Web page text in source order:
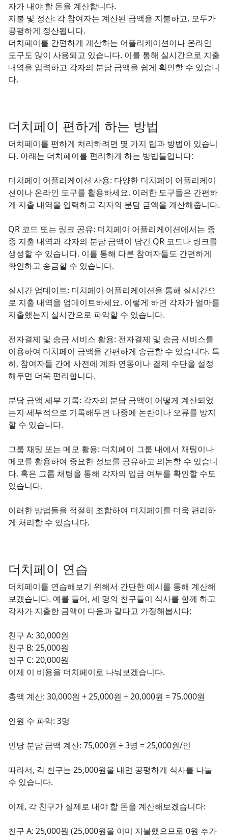
자가 내야 할 돈을 계산합니다.
지불 및 정산: 각 참여자는 계산된 금액을 지불하고, 모두가
공평하게 정산됩니다.
더치페이를 간편하게 계산하는 어플리케이션이나 온라인
도구도 많이 사용되고 있습니다. 이를 통해 실시간으로 지출
내역을 입력하고 각자의 분담 금액을 쉽게 확인할 수 있습니
다.
더치페이 편하게 하는 방법
더치페이를 편하게 처리하려면 몇 가지 팁과 방법이 있습니
다. 아래는 더치페이를 편리하게 하는 방법들입니다:
더치페이 어플리케이션 사용: 다양한 더치페이 어플리케이
션이나 온라인 도구를 활용하세요. 이러한 도구들은 간편하
게 지출 내역을 입력하고 각자의 분담 금액을 계산해줍니다.
QR 코드 또는 링크 공유: 더치페이 어플리케이션에서는 종
종 지출 내역과 각자의 분담 금액이 담긴 QR 코드나 링크를
생성할 수 있습니다. 이를 통해 다른 참여자들도 간편하게
확인하고 송금할 수 있습니다.
실시간 업데이트: 더치페이 어플리케이션을 통해 실시간으
로 지출 내역을 업데이트하세요. 이렇게 하면 각자가 얼마를
지출했는지 실시간으로 파악할 수 있습니다.
전자결제 및 송금 서비스 활용: 전자결제 및 송금 서비스를
이용하여 더치페이 금액을 간편하게 송금할 수 있습니다. 특
히, 참여자들 간에 사전에 계좌 연동이나 결제 수단을 설정
해두면 더욱 편리합니다.
분담 금액 세부 기록: 각자의 분담 금액이 어떻게 계산되었
는지 세부적으로 기록해두면 나중에 논란이나 오류를 방지
할 수 있습니다.
그룹 채팅 또는 메모 활용: 더치페이 그룹 내에서 채팅이나
메모를 활용하여 중요한 정보를 공유하고 의논할 수 있습니
다. 혹은 그룹 채팅을 통해 각자의 입금 여부를 확인할 수도
있습니다.
이러한 방법들을 적절히 조합하여 더치페이를 더욱 편리하
게 처리할 수 있습니다.
더치페이 연습
더치페이를 연습해보기 위해서 간단한 예시를 통해 계산해
보겠습니다. 예를 들어, 세 명의 친구들이 식사를 함께 하고
각자가 지출한 금액이 다음과 같다고 가정해봅시다:
친구 A: 30,000원
친구 B: 25,000원
친구 C: 20,000원
이제 이 비용을 더치페이로 나눠보겠습니다.
총액 계산: 30,000원 + 25,000원 + 20,000원 = 75,000원
인원 수 파악: 3명
인당 분담 금액 계산: 75,000원 ÷ 3명 = 25,000원/인
따라서, 각 친구는 25,000원을 내면 공평하게 식사를 나눌
수 있습니다.
이제, 각 친구가 실제로 내야 할 돈을 계산해보겠습니다:
친구 A: 25,000원 (25,000원을 이미 지불했으므로 0원 추가